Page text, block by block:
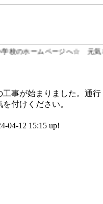
校のホームページへ☆ 元気
事が始まりました。通行
付けください。
04-12 15:15 up!